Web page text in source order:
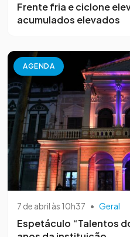
Frente fria e ciclone
acumulados elevados
AGENDA
7 de abril às 10h37 • Geral
Espetáculo “Talentos